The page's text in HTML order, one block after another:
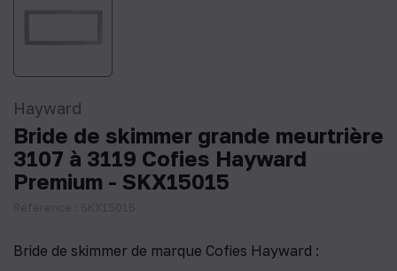
Hayward
Bride de skimmer grande meurtrière
3107 à 3119 Cofies Hayward
Premium - SKX15015
Bride de skimmer de marque Cofies Hayward :